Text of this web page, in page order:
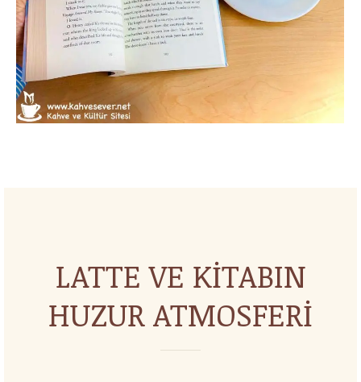
LATTE VE KİTABIN
HUZUR ATMOSFERİ